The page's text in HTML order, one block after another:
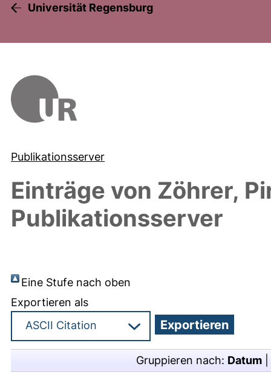
Universität Regensburg
Publikationsserver
Einträge von Zöhrer,
Publikationsserver
Eine Stufe nach oben
Exportieren als
Gruppieren nach: Datum